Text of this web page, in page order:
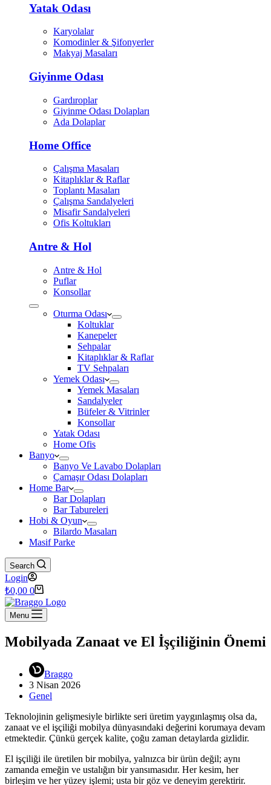
Yatak Odası
Karyolalar
Komodinler & Şifonyerler
Makyaj Masaları
Giyinme Odası
Gardıroplar
Giyinme Odası Dolapları
Ada Dolaplar
Home Office
Çalışma Masaları
Kitaplıklar & Raflar
Toplantı Masaları
Çalışma Sandalyeleri
Misafir Sandalyeleri
Ofis Koltukları
Antre & Hol
Antre & Hol
Puflar
Konsollar
Oturma Odası
Koltuklar
Kanepeler
Sehpalar
Kitaplıklar & Raflar
TV Sehpaları
Yemek Odası
Yemek Masaları
Sandalyeler
Büfeler & Vitrinler
Konsollar
Yatak Odası
Home Ofis
Banyo
Banyo Ve Lavabo Dolapları
Çamaşır Odası Dolapları
Home Bar
Bar Dolapları
Bar Tabureleri
Hobi & Oyun
Bilardo Masaları
Masif Parke
Search
Login
Shopping
cart
₺0,00 0
Menu
Mobilyada Zanaat ve El İşçiliğinin Önemi
Braggo
3 Nisan 2026
Genel
Teknolojinin gelişmesiyle birlikte seri üretim yaygınlaşmış olsa da,
zanaat ve el işçiliği mobilya dünyasındaki değerini korumaya devam
etmektedir. Çünkü gerçek kalite, çoğu zaman detaylarda gizlidir.
El işçiliği ile üretilen bir mobilya, yalnızca bir ürün değil; aynı
zamanda emeğin ve ustalığın bir yansımasıdır. Her kesim, her
birleşim ve her yüzey işlemi; usta bir göz ve deneyim gerektirir.